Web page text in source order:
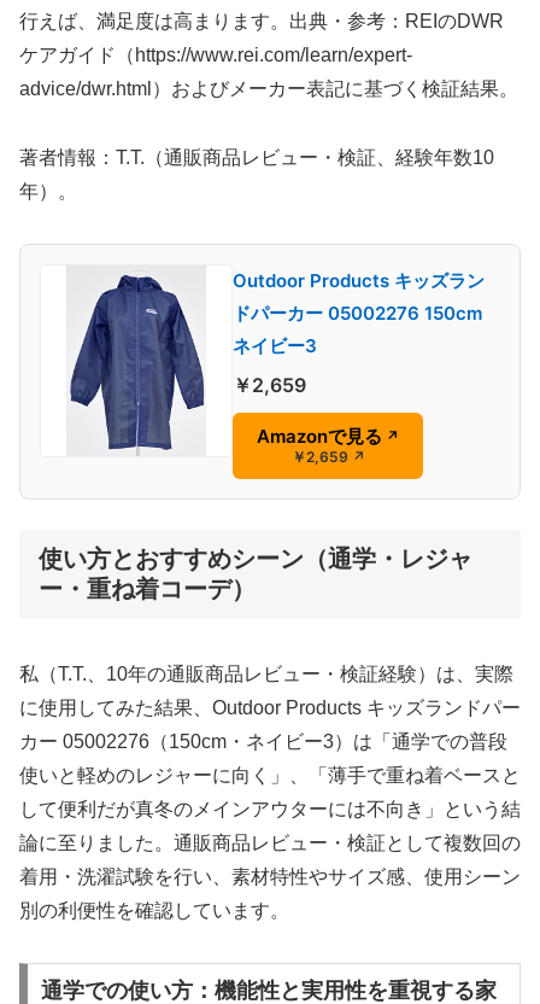
行えば、満足度は高まります。出典・参考：REIのDWR
ケアガイド（https://www.rei.com/learn/expert-
advice/dwr.html）およびメーカー表記に基づく検証結果。
著者情報：T.T.（通販商品レビュー・検証、経験年数10
年）。
Outdoor Products キッズラン
ドパーカー 05002276 150cm
ネイビー3
￥2,659
Amazonで見る ↗
￥2,659 ↗
使い方とおすすめシーン（通学・レジャ
ー・重ね着コーデ）
私（T.T.、10年の通販商品レビュー・検証経験）は、実際
に使用してみた結果、Outdoor Products キッズランドパー
カー 05002276（150cm・ネイビー3）は「通学での普段
使いと軽めのレジャーに向く」、「薄手で重ね着ベースと
して便利だが真冬のメインアウターには不向き」という結
論に至りました。通販商品レビュー・検証として複数回の
着用・洗濯試験を行い、素材特性やサイズ感、使用シーン
別の利便性を確認しています。
通学での使い方：機能性と実用性を重視する家